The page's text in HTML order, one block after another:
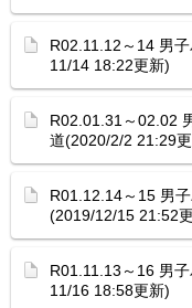
R02.11.12～14 男
11/14 18:22更新)
R02.01.31～02.02
道(2020/2/2 21:29
R01.12.14～15 男
(2019/12/15 21:52
R01.11.13～16 男
11/16 18:58更新)